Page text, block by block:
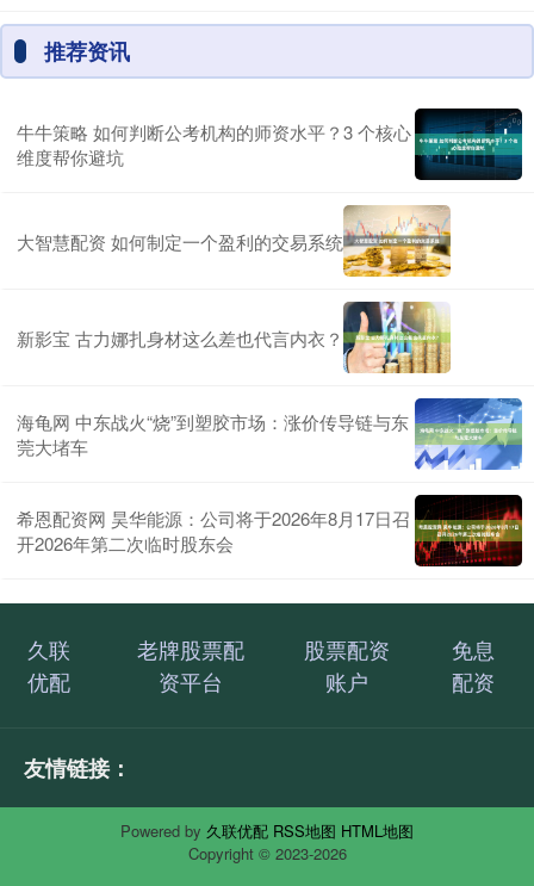
推荐资讯
牛牛策略 如何判断公考机构的师资水平？3 个核心
维度帮你避坑
大智慧配资 如何制定一个盈利的交易系统
新影宝 古力娜扎身材这么差也代言内衣？
海龟网 中东战火“烧”到塑胶市场：涨价传导链与东
莞大堵车
希恩配资网 昊华能源：公司将于2026年8月17日召
开2026年第二次临时股东会
久联
优配
老牌股票配
资平台
股票配资
账户
免息
配资
友情链接：
Powered by 久联优配 RSS地图 HTML地图
Copyright © 2023-2026